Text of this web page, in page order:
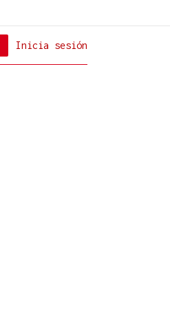
Inicia sesión